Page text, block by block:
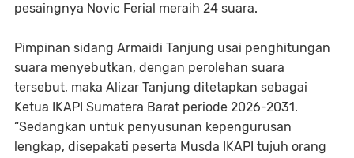
pesaingnya Novic Ferial meraih 24 suara.
Pimpinan sidang Armaidi Tanjung usai penghitungan
suara menyebutkan, dengan perolehan suara
tersebut, maka Alizar Tanjung ditetapkan sebagai
Ketua IKAPI Sumatera Barat periode 2026-2031.
“Sedangkan untuk penyusunan kepengurusan
lengkap, disepakati peserta Musda IKAPI tujuh orang